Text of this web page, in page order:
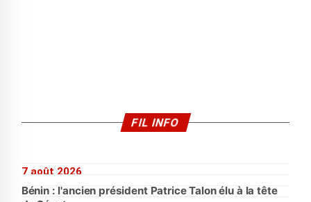
FIL INFO
7 août 2026
Bénin : l'ancien président Patrice Talon élu à la tête